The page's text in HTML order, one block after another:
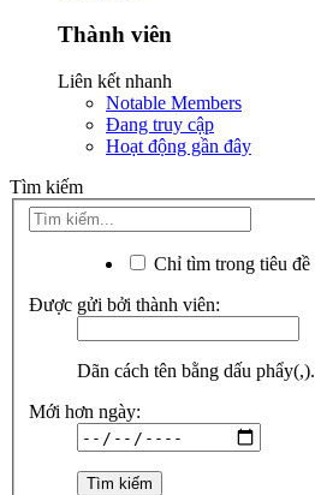
Thành viên
Liên kết nhanh
Notable Members
Đang truy cập
Hoạt động gần đây
Tìm kiếm
Chỉ tìm trong tiêu đề
Được gửi bởi thành viên:
Dãn cách tên bằng dấu phẩy(,).
Mới hơn ngày: